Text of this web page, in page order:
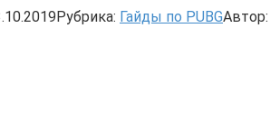
Рубрика: Гайды по PUBGАвтор: